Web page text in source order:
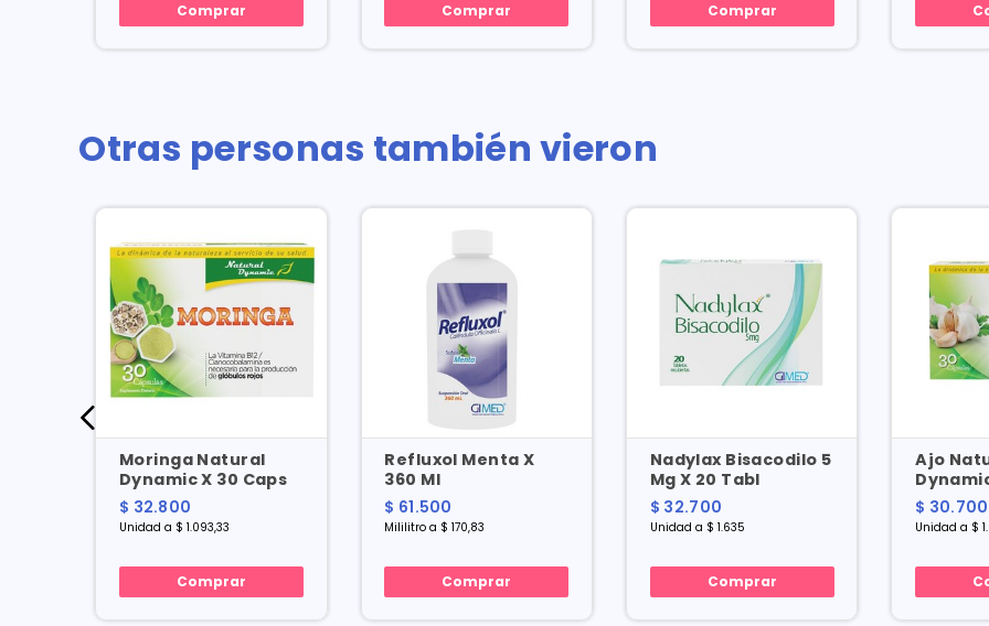
Comprar Comprar Comprar
Otras personas también vieron
Moringa Natural
Dynamic X 30 Caps
$ 32.800
Unidad a $ 1.093,33
Comprar
Refluxol Menta X
360 Ml
$ 61.500
Mililitro a $ 170,83
Comprar
Nadylax Bisacodilo 5
Mg X 20 Tabl
$ 32.700
Unidad a $ 1.635
Comprar
Ajo
$ 30.700
Unidad a $